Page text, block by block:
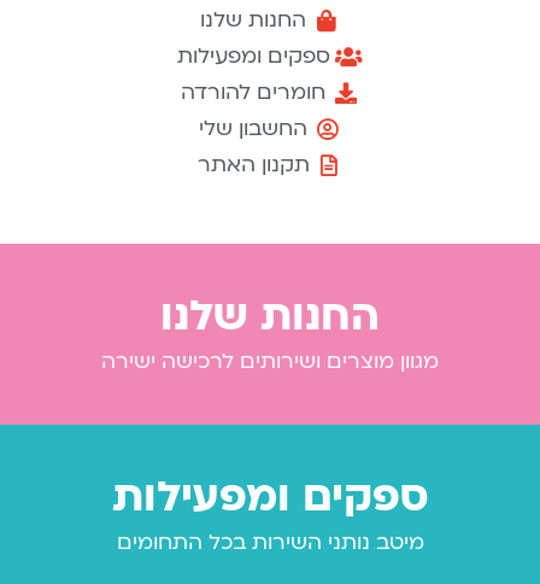
החנות שלנו
ספקים ומפעילות
חומרים להורדה
החשבון שלי
תקנון האתר
החנות שלנו
מגוון מוצרים ושירותים לרכישה ישירה
ספקים ומפעילות
מיטב נותני השירות בכל התחומים